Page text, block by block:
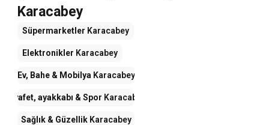
Karacabey
Süpermarketler Karacabey
Elektronikler Karacabey
Ev, Bahe & Mobilya Karacabey
Kıyafet, ayakkabı & Spor Karacabey
Sağlık & GüzellikKaracabey